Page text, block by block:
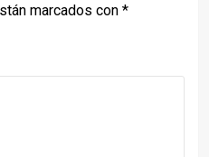
marcados con *